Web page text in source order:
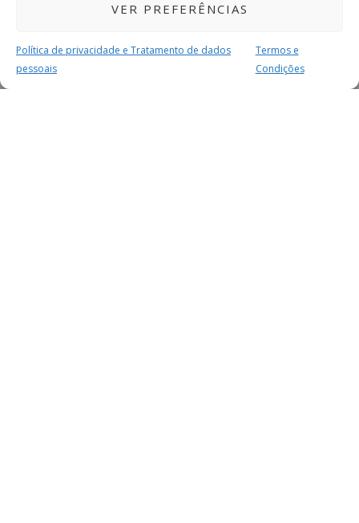
VER PREFERÊNCIAS
Política de privacidade e Tratamento de dados
pessoais
Termos e
Condições